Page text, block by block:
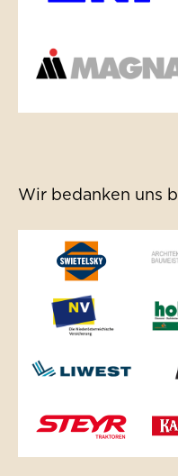
Wir bedanken uns